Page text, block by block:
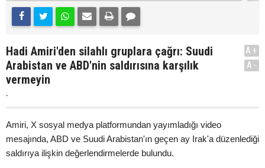
Hadi Amiri'den silahlı gruplara çağrı: Suudi
Arabistan ve ABD'nin saldırısına karşılık
vermeyin
.
A+
A-
Amiri, X sosyal medya platformundan yayımladığı video
mesajında, ABD ve Suudi Arabistan'ın geçen ay Irak'a düzenlediği
saldırıya ilişkin değerlendirmelerde bulundu.